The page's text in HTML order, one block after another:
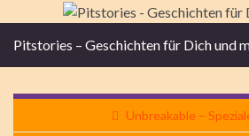
Pitstories – Geschichten für Dich und
Unbreakable –